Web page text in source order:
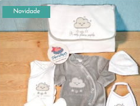
Novidade